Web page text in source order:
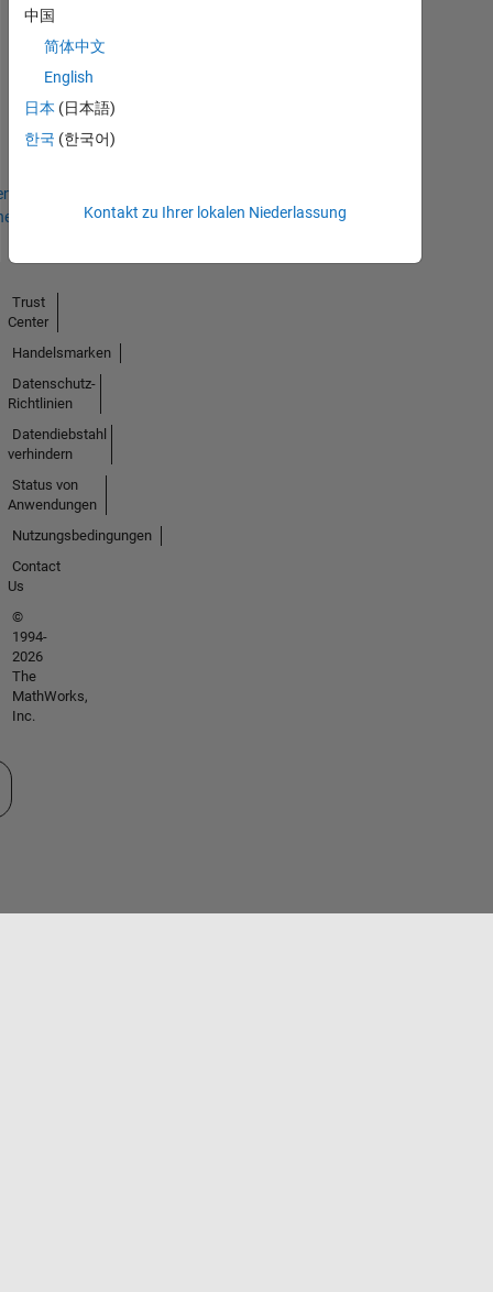
01 Nov 2019
中国
简体中文
English
日本 (日本語)
한국 (한국어)
Kontakt zu Ihrer lokalen Niederlassung
Trust
Center
Handelsmarken
Datenschutz-
Richtlinien
Datendiebstahl
verhindern
Status von
Anwendungen
Nutzungsbedingungen
Contact
Us
©
1994-
2026
The
MathWorks,
Inc.